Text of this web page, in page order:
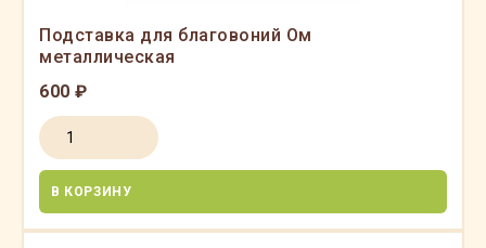
Подставка для благовоний Ом
металлическая
600 ₽
В КОРЗИНУ